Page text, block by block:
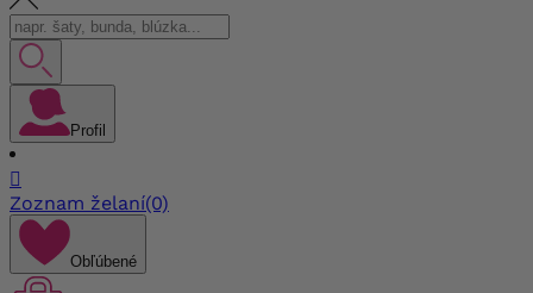
Profil

Zoznam želaní(0)
Obľúbené